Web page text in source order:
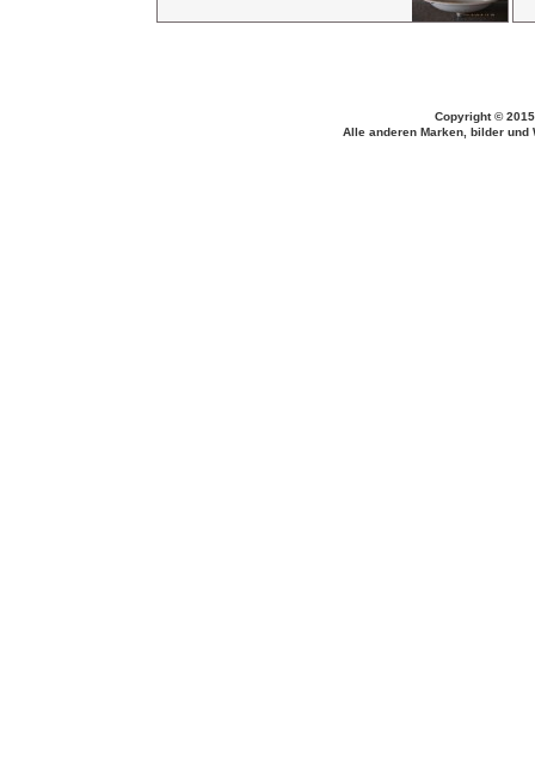
Copyright ©
Alle anderen Marken, bilder und